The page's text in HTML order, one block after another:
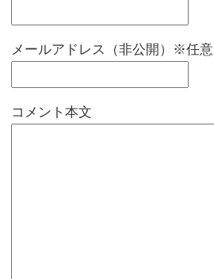
メールアドレス（非公開）※任意
コメント本文